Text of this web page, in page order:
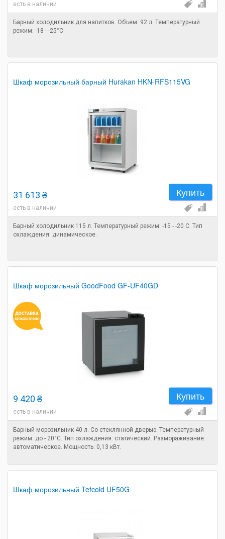
есть в наличии
Барный холодильник для напитков. Объем: 92 л. Температурный
режим: -18 - -25°C
Шкаф морозильный барный Hurakan HKN-RFS115VG
Купить
31 613 ₴
есть в наличии
Барный холодильник 115 л. Температурный режим: -15 - -20 С. Тип
охлаждения: динамическое.
Шкаф морозильный GoodFood GF-UF40GD
Купить
9 420 ₴
есть в наличии
Барный морозильник 40 л. Со стеклянной дверью. Температурный
режим: до - 20°C. Тип охлаждения: статический. Размораживание:
автоматическое. Мощность: 0,13 кВт.
Шкаф морозильный Tefcold UF50G